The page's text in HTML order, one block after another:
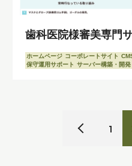
歯科医院様審美専門
ホームページ コーポレートサイト
保守運用サポート サーバー構築・開発
1